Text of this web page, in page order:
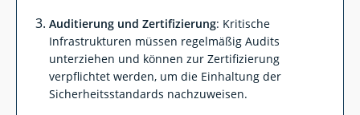
Auditierung und Zertifizierung: Kritische
Infrastrukturen müssen regelmäßig Audits
unterziehen und können zur Zertifizierung
verpflichtet werden, um die Einhaltung der
Sicherheitsstandards nachzuweisen.